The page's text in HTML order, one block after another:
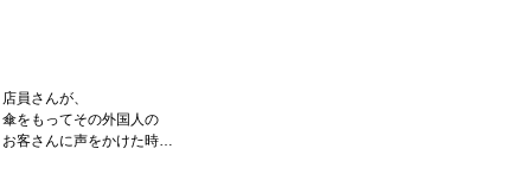
店員さんが、
傘をもってその外国人の
お客さんに声をかけた時…